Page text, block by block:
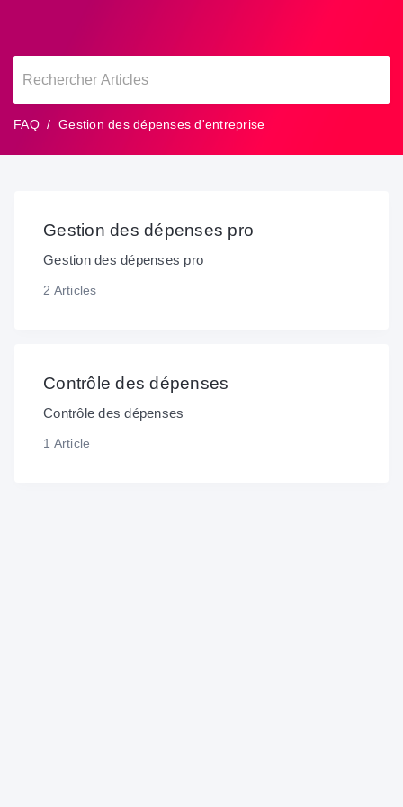
FAQ Gestion des dépenses d'entreprise
Gestion des dépenses pro
Gestion des dépenses pro
2 Articles
Contrôle des dépenses
Contrôle des dépenses
1 Article